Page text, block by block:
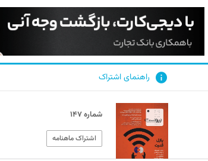
راهنمای اشتراک
شماره ۱۴۷
اشتراک ماهنامه